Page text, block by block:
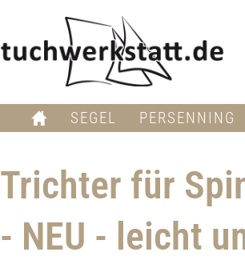
SEGEL PERSENNING
Trichter für
- NEU - leicht